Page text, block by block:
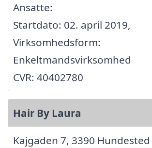
Ansatte:
Startdato: 02. april 2019,
Virksomhedsform:
Enkeltmandsvirksomhed
CVR: 40402780
Hair By Laura
Kajgaden 7, 3390 Hundested